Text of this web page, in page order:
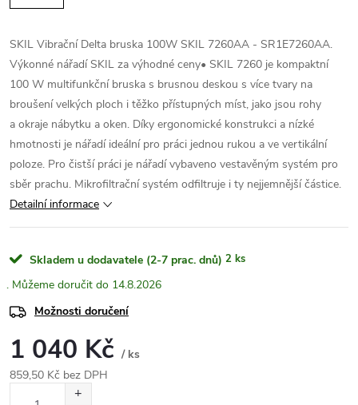
SKIL Vibrační Delta bruska 100W SKIL 7260AA - SR1E7260AA.
Výkonné nářadí SKIL za výhodné ceny• SKIL 7260 je kompaktní
100 W multifunkční bruska s brusnou deskou s více tvary na
broušení velkých ploch i těžko přístupných míst, jako jsou rohy
a okraje nábytku a oken. Díky ergonomické konstrukci a nízké
hmotnosti je nářadí ideální pro práci jednou rukou a ve vertikální
poloze. Pro čistší práci je nářadí vybaveno vestavěným systém pro
sběr prachu. Mikrofiltrační systém odfiltruje i ty nejjemnější částice.
Detailní informace
Skladem u dodavatele (2-7 prac. dnů) 2 ks
14.8.2026
Možnosti doručení
1 040 Kč / ks
859,50 Kč bez DPH